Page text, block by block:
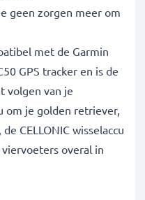
geen zorgen meer om
met de Garmin
GPS tracker en is de
volgen van je
om je golden retriever,
CELLONIC wisselaccu
overal in